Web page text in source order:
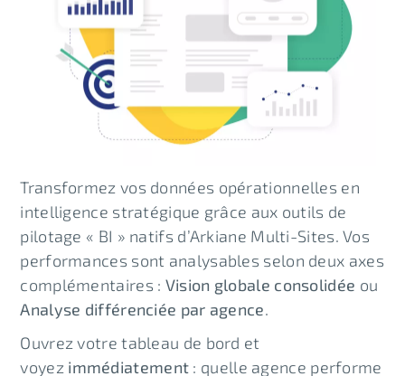
Transformez vos données opérationnelles en
intelligence stratégique grâce aux outils de
pilotage « BI » natifs d’Arkiane Multi-Sites. Vos
performances sont analysables selon deux axes
complémentaires : Vision globale consolidée ou
Analyse différenciée par agence.
Ouvrez votre tableau de bord et
voyez immédiatement : quelle agence performe